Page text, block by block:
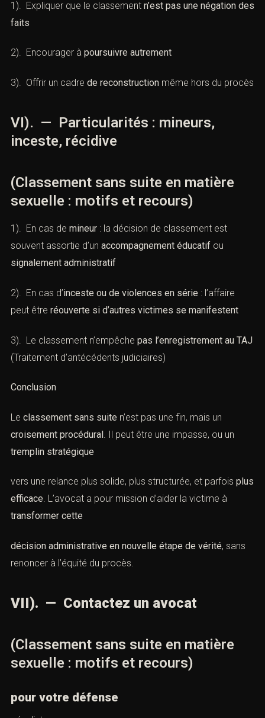
1). Expliquer que le classementn’est pas une négation
3). Offrir un cadre de reconstruction
VI). — Particularités : mineurs,
inceste, récidive
(Classement sans suite en matière
sexuelle : motifs et recours)
1). En cas demineur: la décision de classement est
souvent assortie d’un accompagnement éducatifou
2). En cas d’inceste ou de violences en série
(Traitement d’antécédents judiciaires)
Conclusion
Leclassement sans suiten’est pas une fin, mais un
croisement procédural. Il peut être une impasse, ou un
tremplin stratégique
vers une relance plus solide, plus structurée, et parfois
plus efficace. L’avocat a pour mission d’aider la victime
décision administrative en nouvelle étape de vérité
VII). — Contactez un avocat
(Classement sans suite en matière
Laissez-nous vos coordonnées et nous vous
contacterons.
Nom *
Email *